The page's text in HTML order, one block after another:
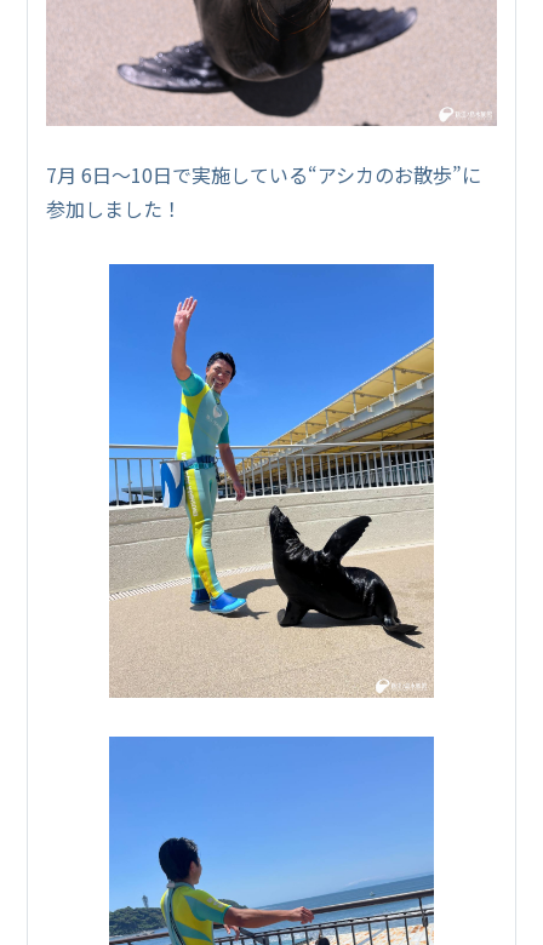
7月 6日～10日で実施している“アシカのお散歩”に
参加しました！